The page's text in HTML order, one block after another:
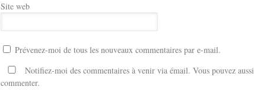
Site web
Prévenez-moi de tous les nouveaux commentaires par e-mail.
Notifiez-moi des commentaires à venir via émail. Vous pouvez aussi
commenter.